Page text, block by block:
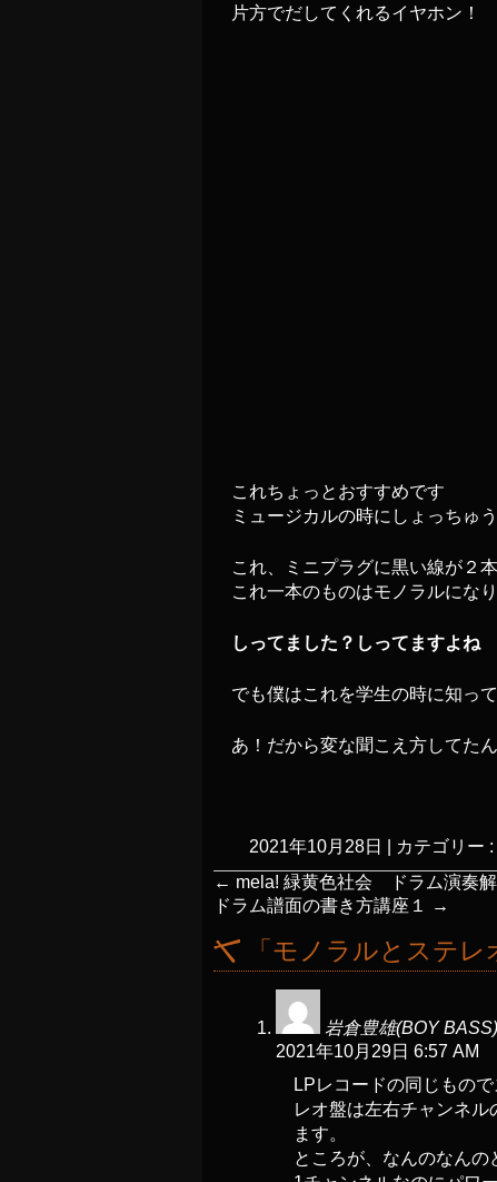
片方でだしてくれるイヤホン！
これちょっとおすすめです
ミュージカルの時にしょっちゅ
これ、ミニプラグに黒い線が２
これ一本のものはモノラルにな
しってました？しってますよね
でも僕はこれを学生の時に知っ
あ！だから変な聞こえ方してた
2021年10月28日 カテゴリー :
← mela! 緑黄色社会 ドラム演奏
ドラム譜面の書き方講座１
→
「モノラルとステレ
岩倉豊雄(BOY BASS)
2021年10月29日 6:57 AM
LPレコードの同じもの
レオ盤は左右チャンネ
ます。
ところが、なんのなんの